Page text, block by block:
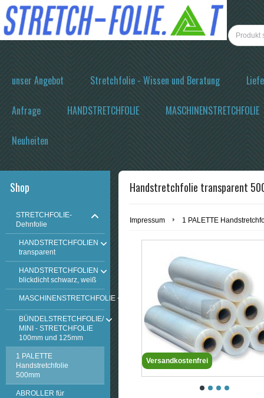
unser Angebot Stretchfolie - Wissen und Beratung
Anfrage HANDSTRETCHFOLIE MASCHINENSTRETCHFOLIE
Neuheiten
Shop
STRETCHFOLIE-
Dehnfolie
HANDSTRETCHFOLIEN
transparent
HANDSTRETCHFOLIEN
blickdicht schwarz, weiß
MASCHINENSTRETCHFOLIE
BÜNDELSTRETCHFOLIE/
MINI - STRETCHFOLIE
100mm und 125mm
1 PALETTE
Handstretchfolie
500mm
ABROLLER für
Handstretchfolie transparent
Impressum 1 PALETTE
Versandkostenfrei